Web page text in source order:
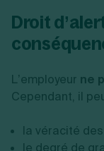
Droit
L’employeur ne
Cependant, il
la véracité
le degré de